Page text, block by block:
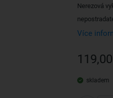
Nerezová
Více
skladem